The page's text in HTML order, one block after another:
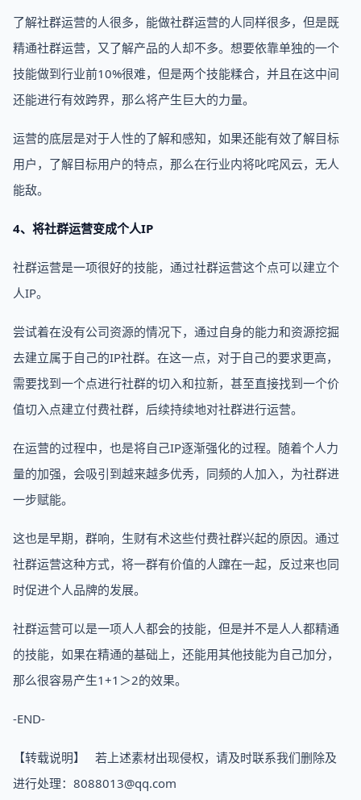
了解社群运营的人很多，能做社群运营的人同样很多，但是既
精通社群运营，又了解产品的人却不多。想要依靠单独的一个
技能做到行业前10%很难，但是两个技能糅合，并且在这中间
还能进行有效跨界，那么将产生巨大的力量。
运营的底层是对于人性的了解和感知，如果还能有效了解目标
用户，了解目标用户的特点，那么在行业内将叱咤风云，无人
能敌。
4、将社群运营变成个人IP
社群运营是一项很好的技能，通过社群运营这个点可以建立个
人IP。
尝试着在没有公司资源的情况下，通过自身的能力和资源挖掘
去建立属于自己的IP社群。在这一点，对于自己的要求更高，
需要找到一个点进行社群的切入和拉新，甚至直接找到一个价
值切入点建立付费社群，后续持续地对社群进行运营。
在运营的过程中，也是将自己IP逐渐强化的过程。随着个人力
量的加强，会吸引到越来越多优秀，同频的人加入，为社群进
一步赋能。
这也是早期，群响，生财有术这些付费社群兴起的原因。通过
社群运营这种方式，将一群有价值的人蹿在一起，反过来也同
时促进个人品牌的发展。
社群运营可以是一项人人都会的技能，但是并不是人人都精通
的技能，如果在精通的基础上，还能用其他技能为自己加分，
那么很容易产生1+1＞2的效果。
-END-
【转载说明】 若上述素材出现侵权，请及时联系我们删除及
进行处理：8088013@qq.com